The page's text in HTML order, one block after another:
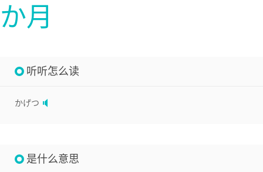
か月
听听怎么读
かげつ
是什么意思